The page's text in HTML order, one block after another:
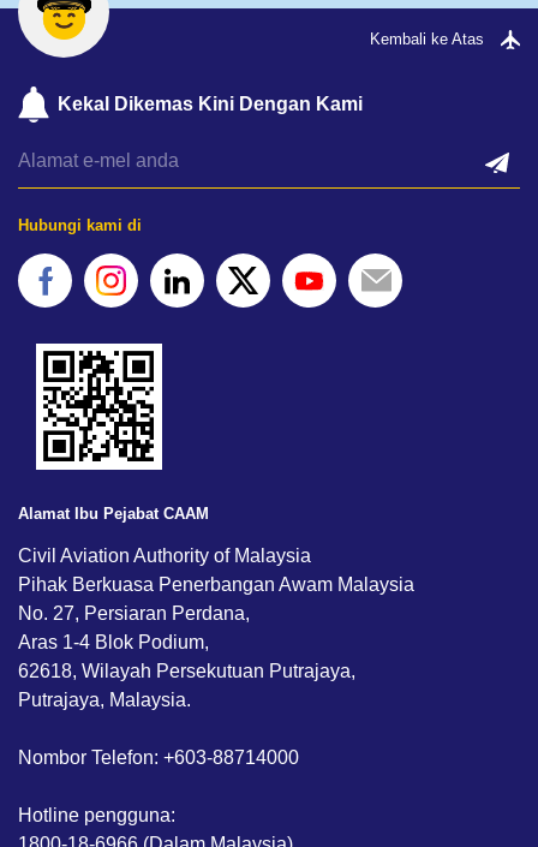
Kembali ke Atas
Kekal Dikemas Kini Dengan Kami
Hubungi kami di
Alamat Ibu Pejabat CAAM
Civil Aviation Authority of Malaysia
Pihak Berkuasa Penerbangan Awam Malaysia
No. 27, Persiaran Perdana,
Aras 1-4 Blok Podium,
62618, Wilayah Persekutuan Putrajaya,
Putrajaya, Malaysia.
Nombor Telefon: +603-88714000
Hotline pengguna: